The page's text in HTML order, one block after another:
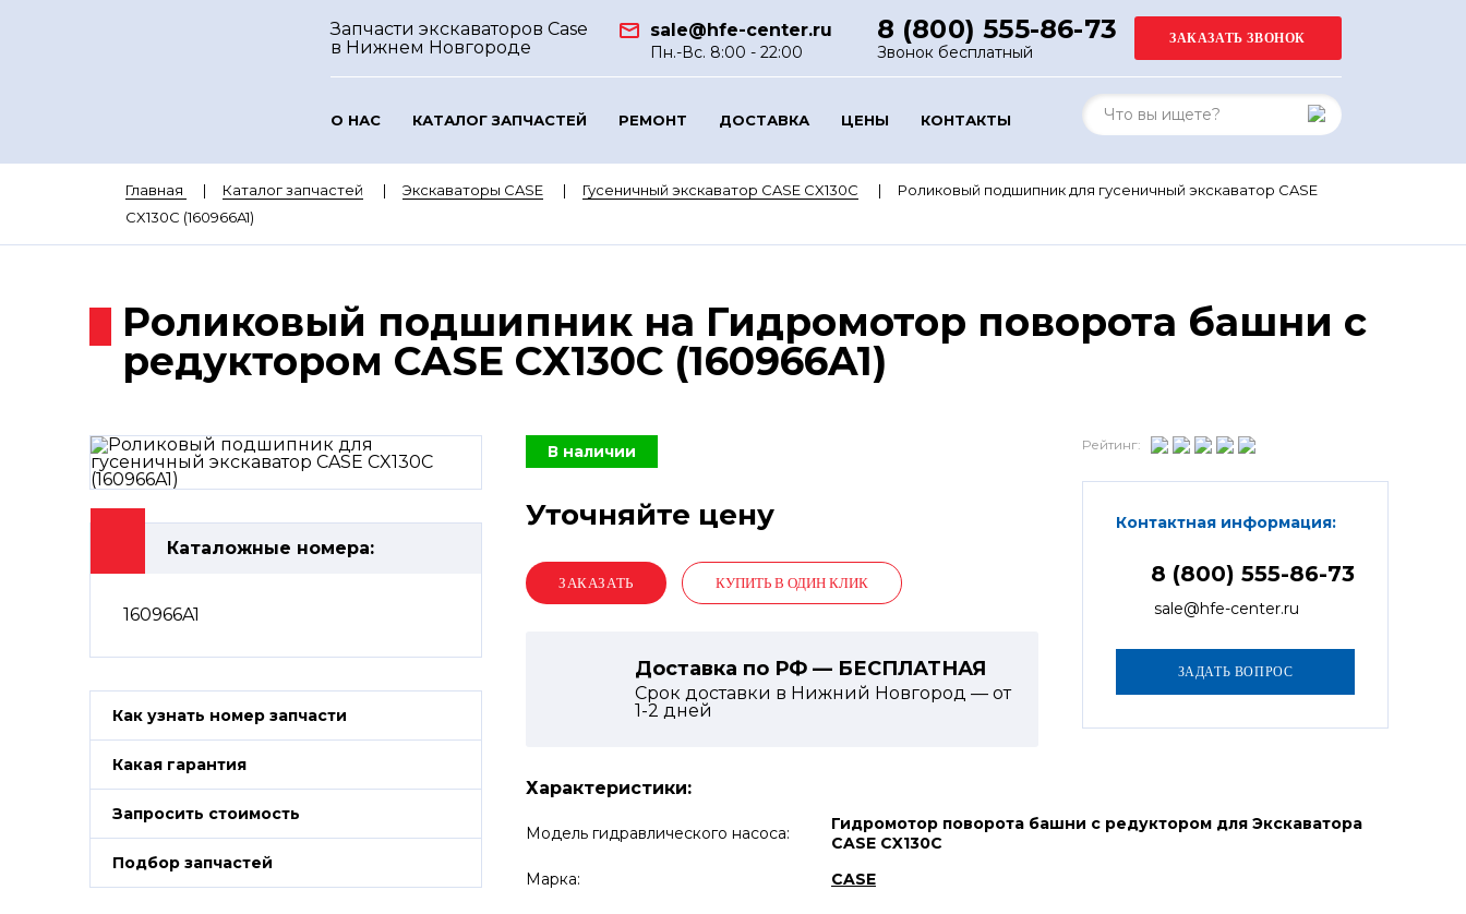
Запчасти экскаваторов Case
в Нижнем Новгороде
sale@hfe-center.ru
Пн.-Вс. 8:00 - 22:00
8 (800) 555-86-73
Звонок бесплатный
О НАС КАТАЛОГ ЗАПЧАСТЕЙ РЕМОНТ ДОСТАВКА ЦЕНЫ КОНТАКТЫ
Главная Каталог запчастей Экскаваторы CASE Гусеничный экскаватор CASE CX130C
Роликовый подшипник для гусеничный экскаватор CASE
CX130C (160966A1)
Роликовый подшипник на Гидромотор поворота башни с
редуктором CASE CX130C (160966A1)
Каталожные номера:
160966A1
Как узнать номер запчасти
Какая гарантия
Запросить стоимость
Подбор запчастей
В наличии
Уточняйте цену
КУПИТЬ В ОДИН КЛИК
Доставка по РФ — БЕСПЛАТНАЯ
Срок доставки в Нижний Новгород — от
1-2 дней
Рейтинг:
Контактная информация:
8 (800) 555-86-73
sale@hfe-center.ru
Характеристики:
Модель гидравлического насоса:
Гидромотор поворота башни с редуктором для Экскаватора
CASE CX130C
Марка:
CASE